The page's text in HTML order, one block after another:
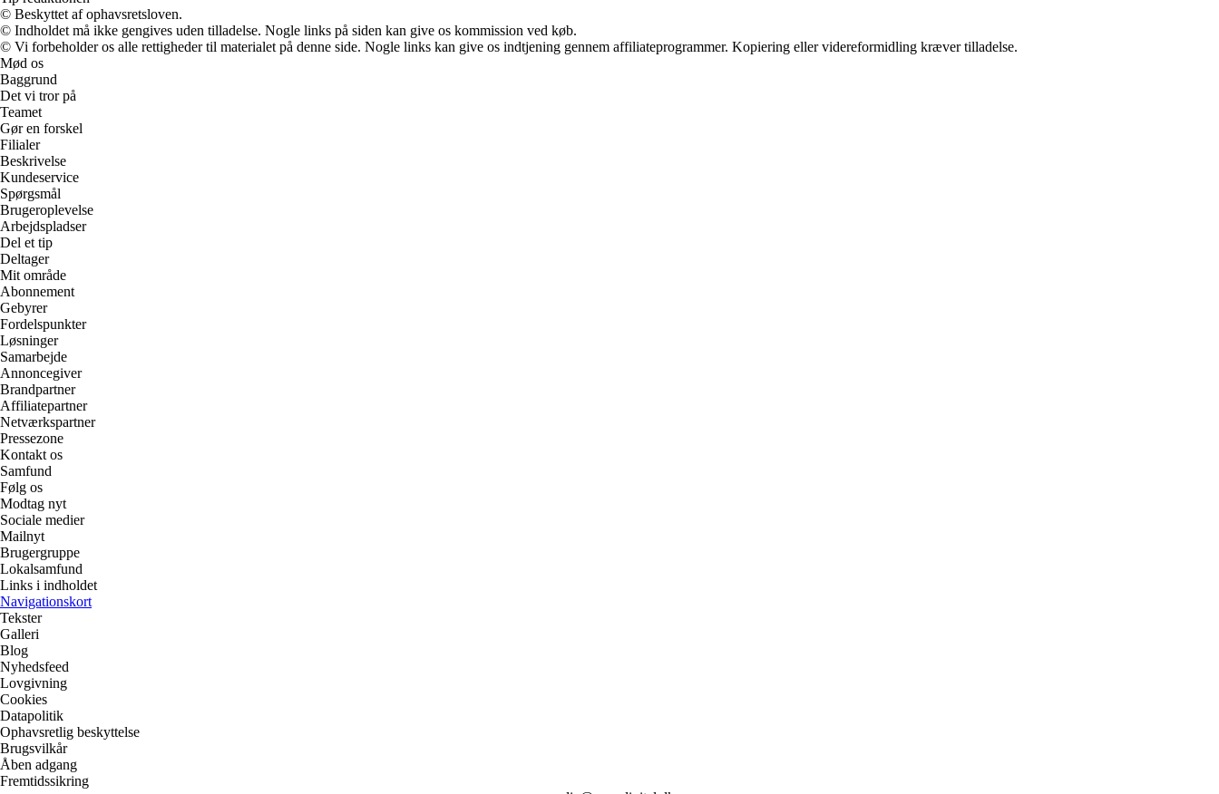
© Beskyttet af ophavsretsloven.
© Indholdet må ikke gengives uden tilladelse. Nogle links på siden kan give os kommission ved køb.
© Vi forbeholder os alle rettigheder til materialet på denne side. Nogle links kan give os indtjening gennem affiliateprogrammer. Kopiering eller videreformidling kræver tilladelse.
Mød os
Baggrund
Det vi tror på
Teamet
Gør en forskel
Filialer
Beskrivelse
Kundeservice
Spørgsmål
Brugeroplevelse
Arbejdspladser
Del et tip
Deltager
Mit område
Abonnement
Gebyrer
Fordelspunkter
Løsninger
Samarbejde
Annoncegiver
Brandpartner
Affiliatepartner
Netværkspartner
Pressezone
Kontakt os
Samfund
Følg os
Modtag nyt
Sociale medier
Mailnyt
Brugergruppe
Lokalsamfund
Links i indholdet
Navigationskort
Tekster
Galleri
Blog
Nyhedsfeed
Lovgivning
Cookies
Datapolitik
Ophavsretlig beskyttelse
Brugsvilkår
Åben adgang
Fremtidssikring